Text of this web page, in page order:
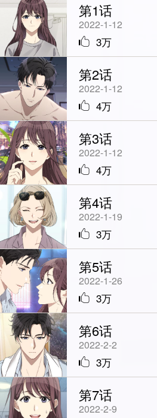
StarScore
第1话
2022-1-12
3万
第2话
2022-1-12
4万
第3话
2022-1-12
4万
第4话
2022-1-19
3万
第5话
2022-1-26
3万
第6话
2022-2-2
3万
第7话
2022-2-9